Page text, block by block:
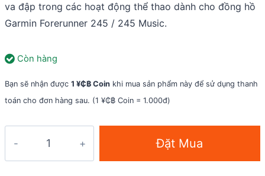
va đập trong các hoạt động thể thao dành cho đồng hồ
Garmin Forerunner 245 / 245 Music.
Còn hàng
Bạn sẽ nhận được 1 ¥₵฿ Coin khi mua sản phẩm này để sử dụng thanh
toán cho đơn hàng sau. (1 ¥₵฿ Coin = 1.000đ)
Đặt Mua